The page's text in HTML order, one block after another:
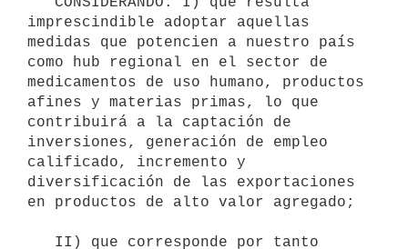
imprescindible adoptar aquellas
medidas que potencien a nuestro país
como hub regional en el sector de
medicamentos de uso humano, productos
afines y materias primas, lo que
contribuirá a la captación de
inversiones, generación de empleo
calificado, incremento y
diversificación de las exportaciones
en productos de alto valor agregado;